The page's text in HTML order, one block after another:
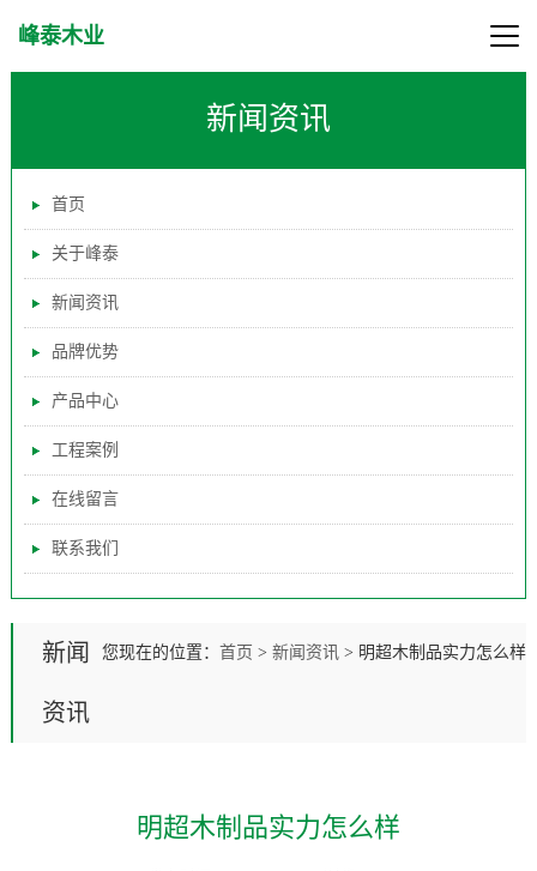
峰泰木业
新闻资讯
首页
关于峰泰
新闻资讯
品牌优势
产品中心
工程案例
在线留言
联系我们
您现在的位置：首页 >新闻资讯 > 明超木制品实力怎么样
新闻
资讯
明超木制品实力怎么样